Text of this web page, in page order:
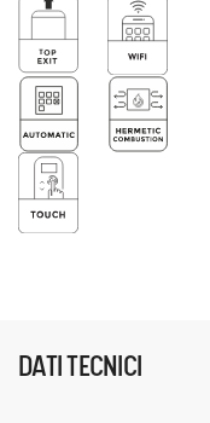
DATI TECNICI